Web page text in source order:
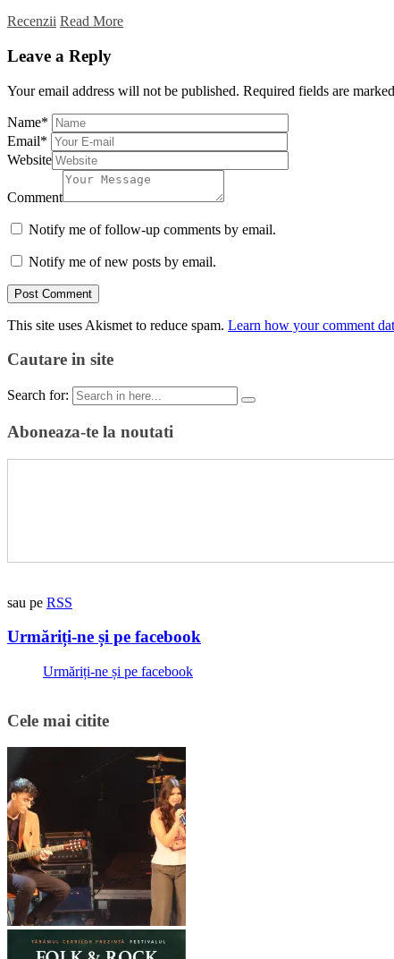
Recenzii Read More
Leave a Reply
Your email address will not be published. Required fields are marked
Name*
Email*
Website
Comment
Notify me of follow-up comments by email.
Notify me of new posts by email.
This site uses Akismet to reduce spam. Learn how your comment
Cautare in site
Search for:
Aboneaza-te la noutati
sau pe RSS
Urmăriți-ne și pe facebook
Urmăriți-ne și pe facebook
Cele mai citite